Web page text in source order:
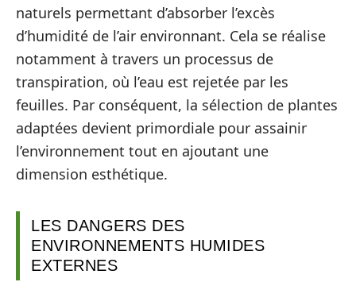
naturels permettant d’absorber l’excès
d’humidité de l’air environnant. Cela se réalise
notamment à travers un processus de
transpiration, où l’eau est rejetée par les
feuilles. Par conséquent, la sélection de plantes
adaptées devient primordiale pour assainir
l’environnement tout en ajoutant une
dimension esthétique.
LES DANGERS DES
ENVIRONNEMENTS HUMIDES
EXTERNES